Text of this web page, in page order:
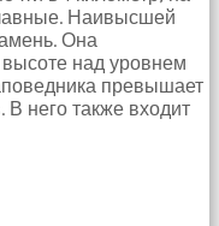
Наивысшей
Она
над уровнем
превышает
него также входит